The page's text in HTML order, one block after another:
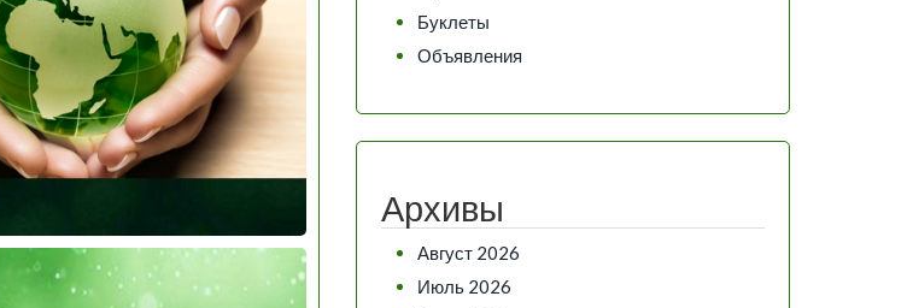
Буклеты
Объявления
Архивы
Август 2026
Июль 2026